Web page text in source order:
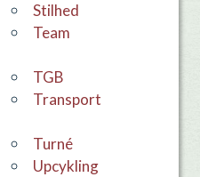
stilhed
team
TGB
Transport
Turné
Upcykling